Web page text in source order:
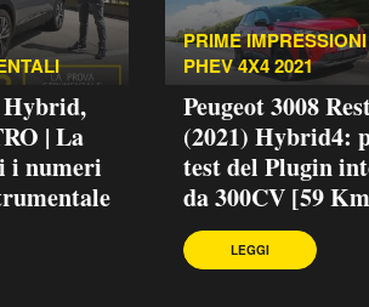
Hybrid,
| La
i numeri
PRIME
PHEV 4X4 2021
Peugeot 3008
(2021) Hybrid4:
test del Plugin
da 300CV [59
LEGGI